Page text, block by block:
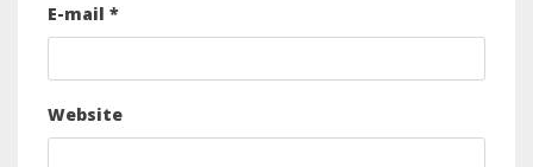
E-mail *
Website